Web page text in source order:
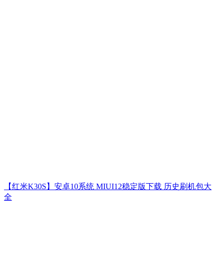
【红米K30S】安卓10系统 MIUI12稳定版下载 历史刷机包大
全